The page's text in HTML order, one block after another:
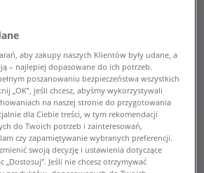
aby zakupy naszych Klientów były udane, a
– najlepiej dopasowane do ich potrzeb.
poszanowaniu bezpieczeństwa wszystkich
„OK”, jeśli chcesz, abyśmy wykorzystywali
na naszej stronie do przygotowania
dla Ciebie treści, w tym rekomendacji
do Twoich potrzeb i zainteresowań,
czy zapamiętywanie wybranych preferencji.
swoją decyzję i ustawienia dotyczące
Jeśli nie chcesz otrzymywać